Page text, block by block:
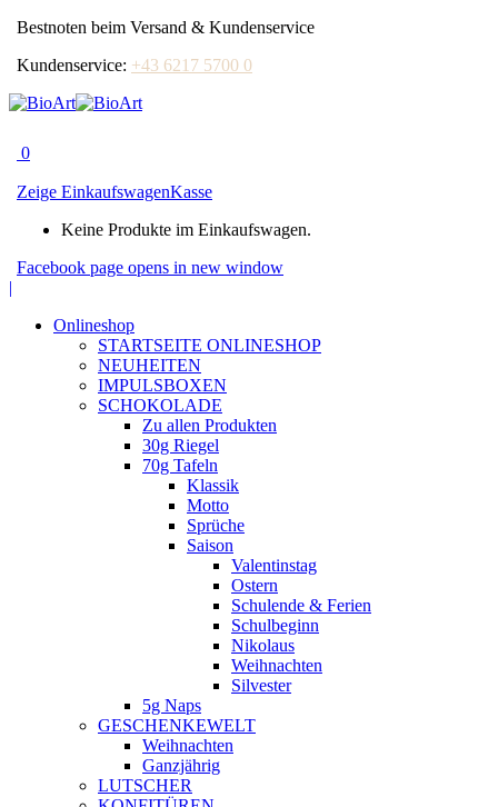
Bestnoten beim Versand & Kundenservice
Kundenservice: +43 6217 5700 0
0
Zeige EinkaufswagenKasse
Keine Produkte im Einkaufswagen.
Facebook page opens in new window
|
Onlineshop
STARTSEITE ONLINESHOP
NEUHEITEN
IMPULSBOXEN
SCHOKOLADE
Zu allen Produkten
30g Riegel
70g Tafeln
Klassik
Motto
Sprüche
Saison
Valentinstag
Ostern
Schulende & Ferien
Schulbeginn
Nikolaus
Weihnachten
Silvester
5g Naps
GESCHENKEWELT
Weihnachten
Ganzjährig
LUTSCHER